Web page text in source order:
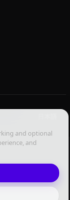
and optional
and